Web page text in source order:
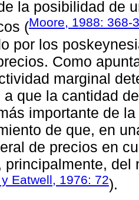
la posibilidad de
(Moore, 1988: 368-
por los
Como
marginal
a que la cantidad
importante de
de que, en
de precios en
principalmente, del
Eatwell, 1976: 72).